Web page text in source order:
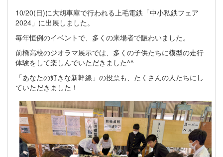
10/20(日)に大胡車庫で行われる上毛電鉄「中小私鉄フェア
2024」に出展しました。
毎年恒例のイベントで、多くの来場者で賑わいました。
前橋高校のジオラマ展示では、多くの子供たちに模型の走行
体験をして楽しんでいただきました^^
「あなたの好きな新幹線」の投票も、たくさんの人たちにし
ていただきました！